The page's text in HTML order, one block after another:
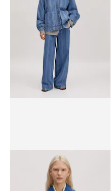
Veste mi-saison 'Bexley'